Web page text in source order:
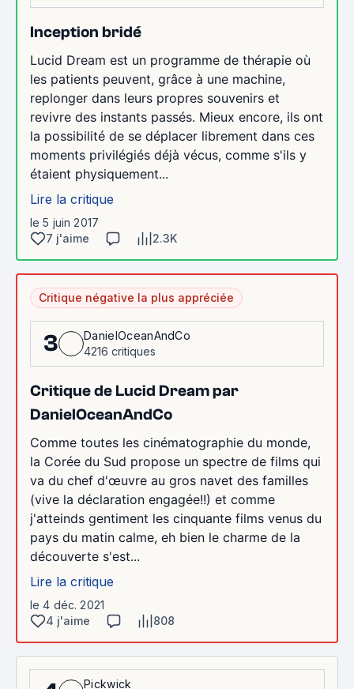
Inception bridé
Lucid Dream est un programme de thérapie où
les patients peuvent, grâce à une machine,
replonger dans leurs propres souvenirs et
revivre des instants passés. Mieux encore, ils ont
la possibilité de se déplacer librement dans ces
moments privilégiés déjà vécus, comme s'ils y
étaient physiquement...
Lire la critique
le 5 juin 2017
7 j'aime
2.3K
Critique négative la plus appréciée
3
DanielOceanAndCo
4216 critiques
Critique de Lucid Dream par
DanielOceanAndCo
Comme toutes les cinématographie du monde,
la Corée du Sud propose un spectre de films qui
va du chef d'œuvre au gros navet des familles
(vive la déclaration engagée!!) et comme
j'atteinds gentiment les cinquante films venus du
pays du matin calme, eh bien le charme de la
découverte s'est...
Lire la critique
le 4 déc. 2021
4 j'aime
808
Pickwick